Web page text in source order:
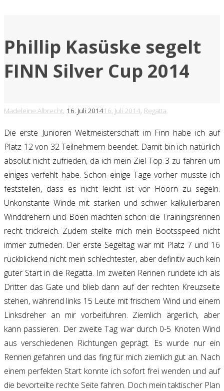
Phillip Kasüske segelt
FINN Silver Cup 2014
Madeleine.Albrecht, 16. Juli 201416. Juli 2014, Regatta
Die erste Junioren Weltmeisterschaft im Finn habe ich auf
Platz 12 von 32 Teilnehmern beendet. Damit bin ich natürlich
absolut nicht zufrieden, da ich mein Ziel Top 3 zu fahren um
einiges verfehlt habe. Schon einige Tage vorher musste ich
feststellen, dass es nicht leicht ist vor Hoorn zu segeln.
Unkonstante Winde mit starken und schwer kalkulierbaren
Winddrehern und Böen machten schon die Trainingsrennen
recht trickreich. Zudem stellte mich mein Bootsspeed nicht
immer zufrieden. Der erste Segeltag war mit Platz 7 und 16
rückblickend nicht mein schlechtester, aber definitiv auch kein
guter Start in die Regatta. Im zweiten Rennen rundete ich als
Dritter das Gate und blieb dann auf der rechten Kreuzseite
stehen, während links 15 Leute mit frischem Wind und einem
Linksdreher an mir vorbeifuhren. Ziemlich ärgerlich, aber
kann passieren. Der zweite Tag war durch 0-5 Knoten Wind
aus verschiedenen Richtungen geprägt. Es wurde nur ein
Rennen gefahren und das fing für mich ziemlich gut an. Nach
einem perfekten Start konnte ich sofort frei wenden und auf
die bevorteilte rechte Seite fahren. Doch mein taktischer Plan